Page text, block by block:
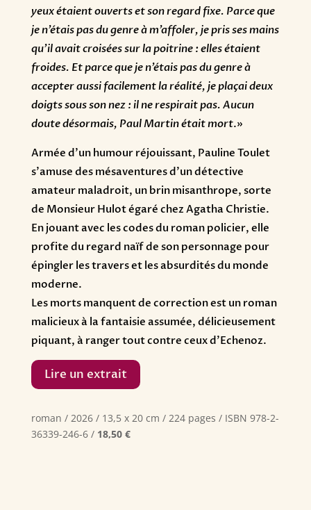
yeux étaient ouverts et son regard fixe. Parce que
je n’étais pas du genre à m’affoler, je pris ses mains
qu’il avait croisées sur la poitrine : elles étaient
froides. Et parce que je n’étais pas du genre à
accepter aussi facilement la réalité, je plaçai deux
doigts sous son nez : il ne respirait pas. Aucun
doute désormais, Paul Martin était mort.»
Armée d’un humour réjouissant, Pauline Toulet
s’amuse des mésaventures d’un détective
amateur maladroit, un brin misanthrope, sorte
de Monsieur Hulot égaré chez Agatha Christie.
En jouant avec les codes du roman policier, elle
profite du regard naïf de son personnage pour
épingler les travers et les absurdités du monde
moderne.
Les morts manquent de correction est un roman
malicieux à la fantaisie assumée, délicieusement
piquant, à ranger tout contre ceux d’Echenoz.
Lire un extrait
roman / 2026 / 13,5 x 20 cm / 224 pages / ISBN 978-2-
36339-246-6 / 18,50 €